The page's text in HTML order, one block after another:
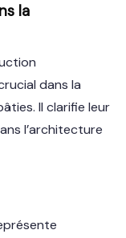
la
dans la
Il clarifie leur
l’architecture